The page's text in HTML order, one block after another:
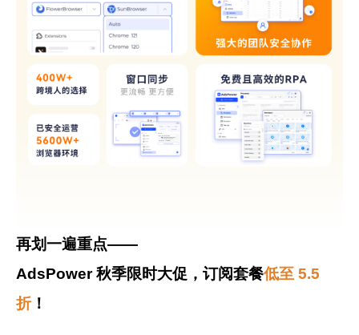
再划一遍重点——
AdsPower 秋季限时大促， 订阅套餐低至 5.5
折 ！